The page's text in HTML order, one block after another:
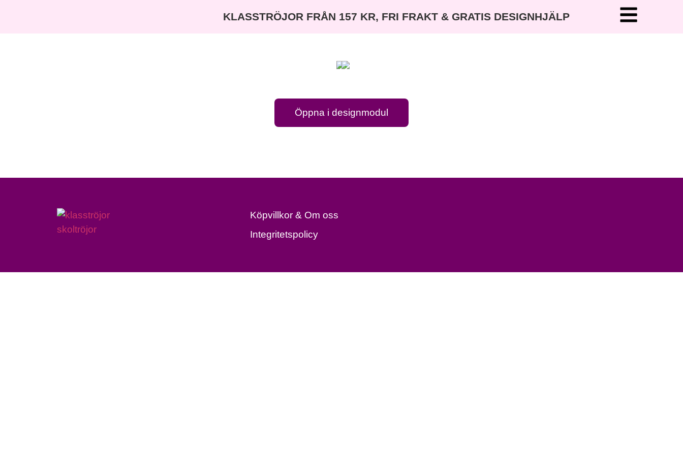
KLASSTRÖJOR FRÅN 157 KR, FRI FRAKT & GRATIS DESIGNHJÄLP
Öppna i designmodul
Köpvillkor & Om oss
Integritetspolicy